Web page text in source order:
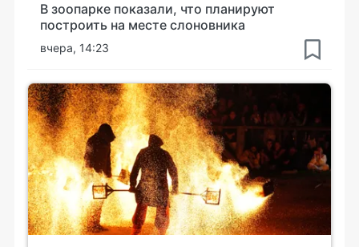
В зоопарке показали, что планируют
построить на месте слоновника
вчера, 14:23